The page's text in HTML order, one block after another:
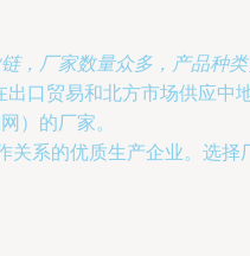
厂家数量众多，产品种
口贸易和北方市场供应中
）的厂家。
关系的优质生产企业。选